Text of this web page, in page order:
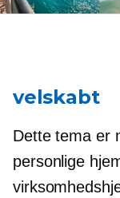
velskabt
Dette tema er
personlige